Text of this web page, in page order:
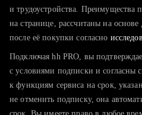
тратите много времени на
хотите сравнить себя с
и трудоустройства. Преимущества
на странице, рассчитаны на
после её покупки согласно
Подключая hh PRO, вы
с условиями подписки и согласны
к функциям сервиса на срок,
не отменить подписку, она